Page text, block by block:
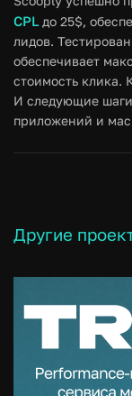
CPL до 25$,
лидов.
обеспечивает
стоимость клика.
И следующие
приложений и
Другие